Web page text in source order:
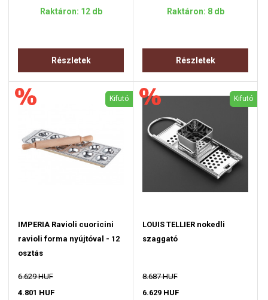
Raktáron: 12 db
Részletek
Raktáron: 8 db
Részletek
Kifutó
IMPERIA Ravioli cuoricini
ravioli forma nyújtóval - 12
osztás
6.629 HUF
4.801 HUF
Kifutó
LOUIS TELLIER nokedli
szaggató
8.687 HUF
6.629 HUF